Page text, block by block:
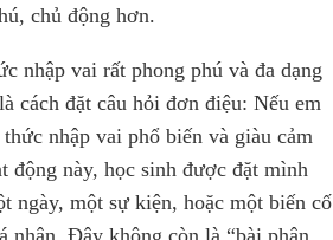
chủ động hơn.
nhập vai rất phong phú và đa dạng
cách đặt câu hỏi đơn điệu: Nếu em
nhập vai phổ biến và giàu cảm
động này, học sinh được đặt mình
ngày, một sự kiện, hoặc một biến cố
nhân. Đây không còn là “bài phân